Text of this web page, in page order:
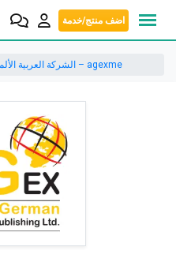
اضف منتج/خدمة
الشركة العربية الألمانية الدولية – agexme